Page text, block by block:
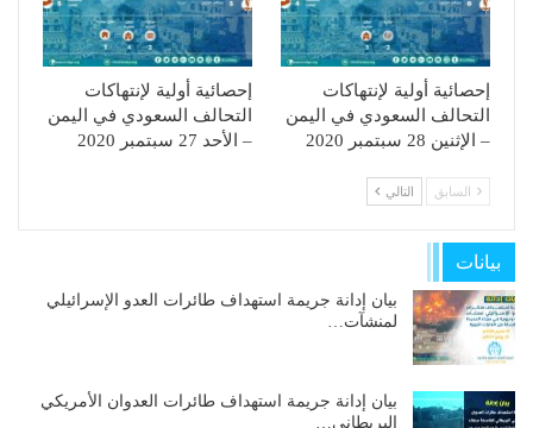
إحصائية أولية لإنتهاكات
التحالف السعودي في اليمن
– الإثنين 28 سبتمبر 2020
إحصائية أولية لإنتهاكات
التحالف السعودي في اليمن
– الأحد 27 سبتمبر 2020
السابق التالي
بيانات
بيان إدانة جريمة استهداف طائرات العدو الإسرائيلي
لمنشآت…
بيان إدانة جريمة استهداف طائرات العدوان الأمريكي
البريطاني…